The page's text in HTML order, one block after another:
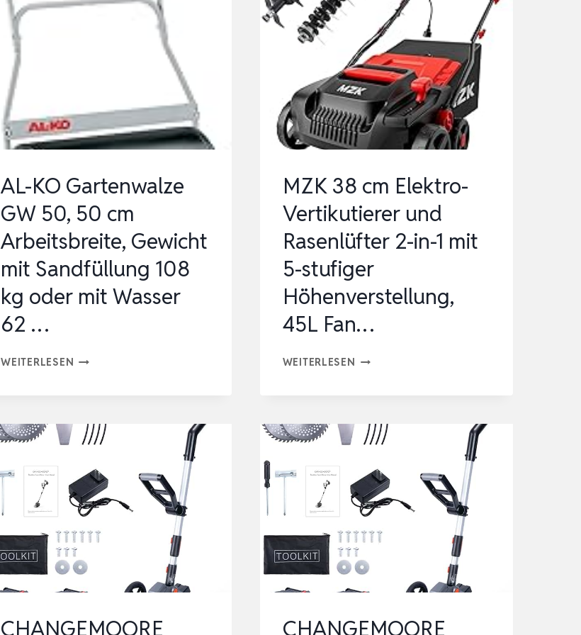
AL-KO Gartenwalze
GW 50, 50 cm
Arbeitsbreite, Gewicht
mit Sandfüllung 108
kg oder mit Wasser
62 …
WEITERLESEN AL-
GW
50,
CM
ARBEITSBREITE,
GEWICHT
MIT
SANDFÜLLUNG
108
MZK 38 cm Elektro-
Vertikutierer und
Rasenlüfter 2-in-1 mit
5-stufiger
Höhenverstellung,
45L Fan…
WEITERLESEN MZK
ELEKTRO-
VERTIKUTIERER
UND
RASENLÜFTER
2-
IN-
1
MIT
5-
CHANGEMOORE CHANGEMOORE